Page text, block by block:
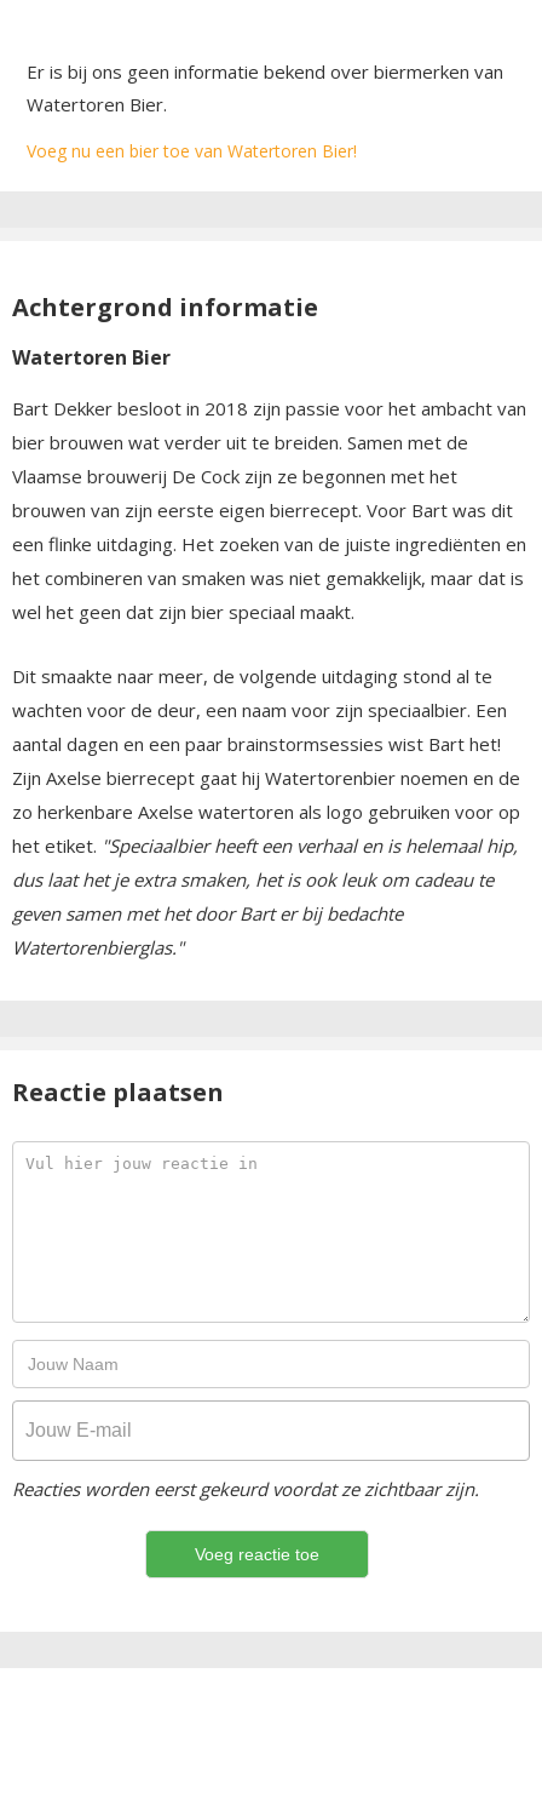
Er is bij ons geen informatie bekend over biermerken van
Watertoren Bier.
Voeg nu een bier toe van Watertoren Bier!
Achtergrond informatie
Watertoren Bier
Bart Dekker besloot in 2018 zijn passie voor het ambacht van
bier brouwen wat verder uit te breiden. Samen met de
Vlaamse brouwerij De Cock zijn ze begonnen met het
brouwen van zijn eerste eigen bierrecept. Voor Bart was dit
een flinke uitdaging. Het zoeken van de juiste ingrediënten en
het combineren van smaken was niet gemakkelijk, maar dat is
wel het geen dat zijn bier speciaal maakt.
Dit smaakte naar meer, de volgende uitdaging stond al te
wachten voor de deur, een naam voor zijn speciaalbier. Een
aantal dagen en een paar brainstormsessies wist Bart het!
Zijn Axelse bierrecept gaat hij Watertorenbier noemen en de
zo herkenbare Axelse watertoren als logo gebruiken voor op
het etiket. "Speciaalbier heeft een verhaal en is helemaal hip,
dus laat het je extra smaken, het is ook leuk om cadeau te
geven samen met het door Bart er bij bedachte
Watertorenbierglas."
Reactie plaatsen
Reacties worden eerst gekeurd voordat ze zichtbaar zijn.